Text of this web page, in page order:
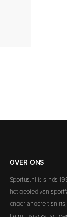
OVER ONS
Sportus.nl is sinds
het gebied van
onder andere t-